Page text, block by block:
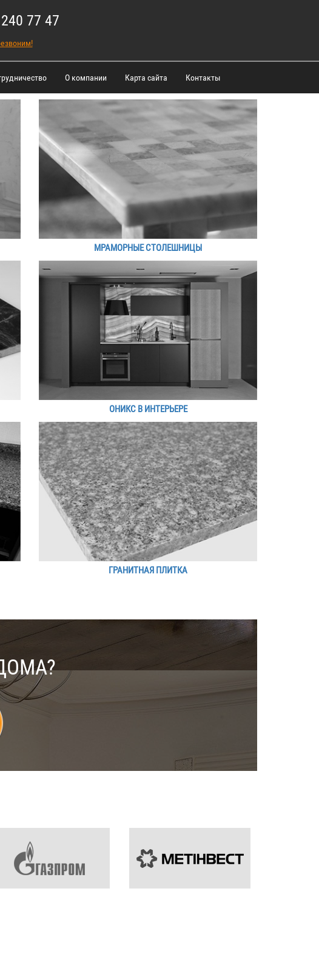
77 47
О компании Карта сайта Контакты
МРАМОРНЫЕ СТОЛЕШНИЦЫ
ОНИКС В ИНТЕРЬЕРЕ
ГРАНИТНАЯ ПЛИТКА